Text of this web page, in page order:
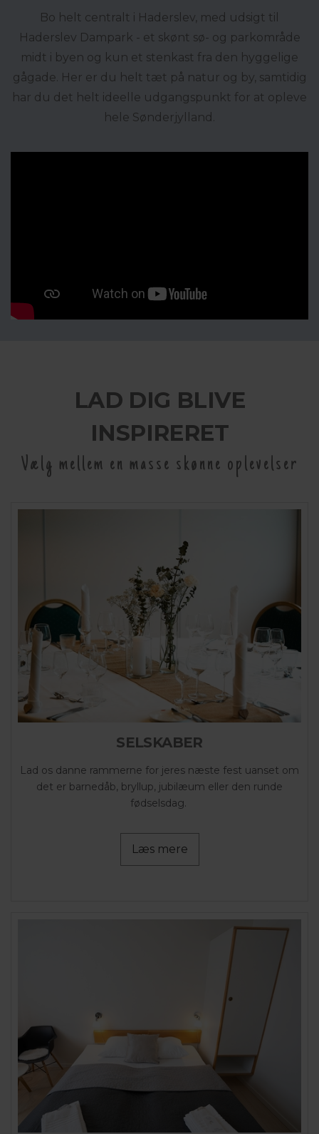
Bo helt centralt i Haderslev, med udsigt til
Haderslev Dampark - et skønt sø- og parkområde
midt i byen og kun et stenkast fra den hyggelige
gågade. Her er du helt tæt på natur og by, samtidig
har du det helt ideelle udgangspunkt for at opleve
hele Sønderjylland.
LAD DIG BLIVE
INSPIRERET
Vælg mellem en masse skønne oplevelser
SELSKABER
Lad os danne rammerne for jeres næste fest uanset om
det er barnedåb, bryllup, jubilæum eller den runde
fødselsdag.
Læs mere